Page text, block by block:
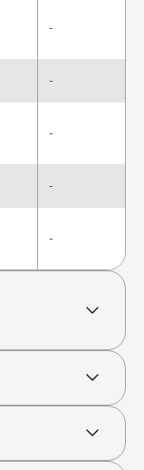
-
-
-
-
-